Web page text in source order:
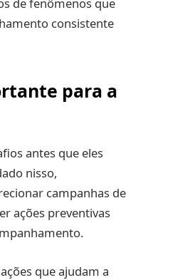
consistente
para a
antes que eles
nisso,
campanhas de
ações preventivas
que ajudam a